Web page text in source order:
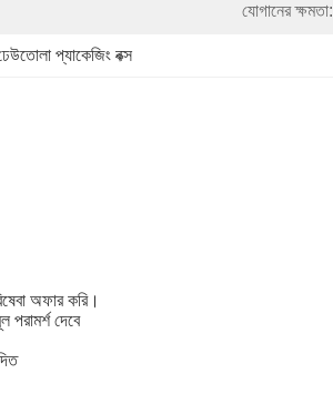
যোগানের ক্ষমতা:
প্যাকেজিং বক্স
অফার করি।
পরামর্শ দেবে